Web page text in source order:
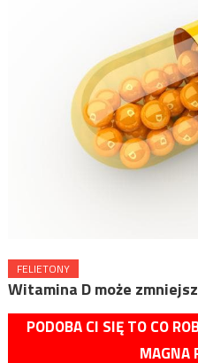
FELIETONY
Witamina D może
PODOBA CI SIĘ TO CO
MAGNA